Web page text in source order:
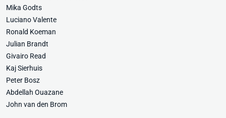
Mika Godts
Luciano Valente
Ronald Koeman
Julian Brandt
Givairo Read
Kaj Sierhuis
Peter Bosz
Abdellah Ouazane
John van den Brom